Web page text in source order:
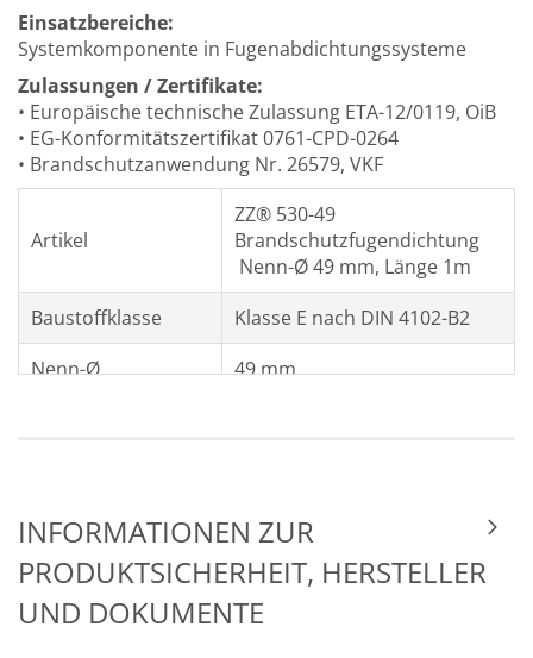
Einsatzbereiche:
Systemkomponente in Fugenabdichtungssysteme
Zulassungen / Zertifikate:
• Europäische technische Zulassung ETA-12/0119, OiB
• EG-Konformitätszertifikat 0761-CPD-0264
• Brandschutzanwendung Nr. 26579, VKF
Artikel
ZZ® 530-49
Brandschutzfugendichtung
Nenn-Ø 49 mm, Länge 1m
Baustoffklasse
Klasse E nach DIN 4102-B2
Nenn-Ø
49 mm
Sicherheitshinweise
Bitte das
Sicherheitsdatenblatt
beachten.
Farbe
Rotbraun
INFORMATIONEN ZUR
PRODUKTSICHERHEIT, HERSTELLER
UND DOKUMENTE